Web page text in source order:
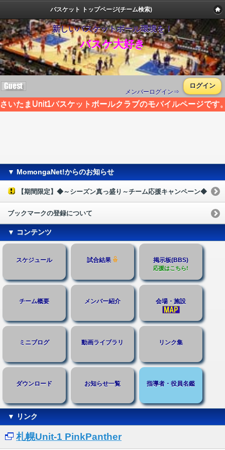
バスケット トップページ(チーム検索)
新しいバスケットボール環境を！
バスケ大好き
メンバーログイン⇒
ログイン
さいたまUnit1バスケットボールクラブのモバイルページです
▼ MomongaNet!からのお知らせ
【期間限定】◆～シーズン真っ盛り～チーム応援キャンペーン◆
ブックマークの登録について
▼ コンテンツ
スケジュール 試合結果 掲示板(BBS)
応援はこちら!
チーム概要 メンバー紹介 会場・施設
ミニブログ 動画ライブラリ リンク集
ダウンロード お知らせ一覧 指導者・役員名鑑
▼ リンク
札幌Unit-1 PinkPanther